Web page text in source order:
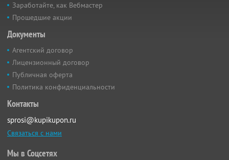
Заработайте, как Вебмастер
Прошедшие акции
Документы
Агентский договор
Лицензионный договор
Публичная оферта
Политика конфиденциальности
Контакты
sprosi@kupikupon.ru
Связаться с нами
Мы в Соцсетях